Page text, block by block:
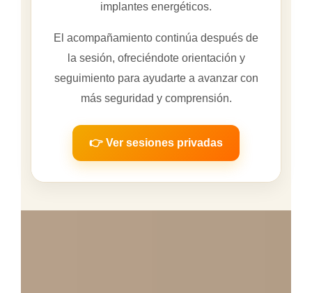
implantes energéticos.
El acompañamiento continúa después de
la sesión, ofreciéndote orientación y
seguimiento para ayudarte a avanzar con
más seguridad y comprensión.
👉 Ver sesiones privadas